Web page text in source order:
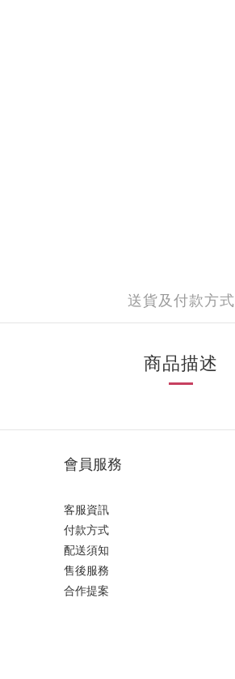
送貨及付款方式
商品描述
會員服務
客服資訊
付款方式
配送須知
售後服務
合作提案